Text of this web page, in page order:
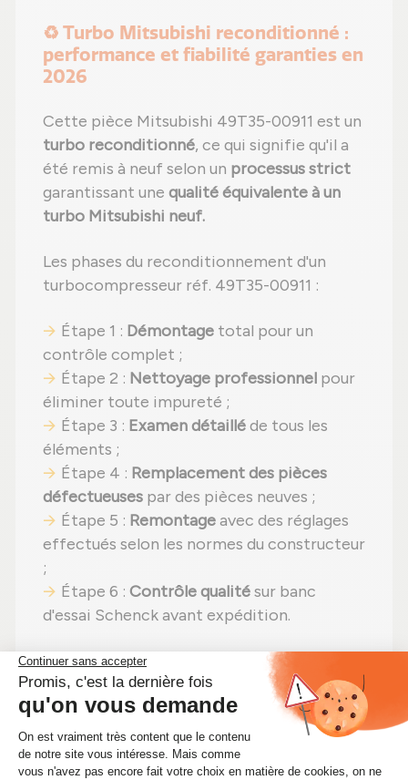
♻️ Turbo Mitsubishi reconditionné :
performance et fiabilité garanties en
2026
Cette pièce Mitsubishi 49T35-00911 est un
turbo reconditionné, ce qui signifie qu'il a
été remis à neuf selon un processus strict
garantissant une qualité équivalente à un
turbo Mitsubishi neuf.
Les phases du reconditionnement d'un
turbocompresseur réf. 49T35-00911 :
Étape 1 : Démontage total pour un
contrôle complet ;
Étape 2 : Nettoyage professionnel pour
éliminer toute impureté ;
Étape 3 : Examen détailléde tous les
éléments ;
Étape 4 : Remplacement des pièces
défectueuses par des pièces neuves ;
Étape 5 : Remontageavec des réglages
effectués selon les normes du constructeur
;
Étape 6 : Contrôle qualitésur banc
d'essai Schenck avant expédition.
En choisissant un turbo reconditionné
vous faites un pari gagnant :
performances
identiques,moins de dépenses (avec un
tarif aujourd'hui à 1 140,00 €)
choix
écologique. Alors pourquoi hésiter ?